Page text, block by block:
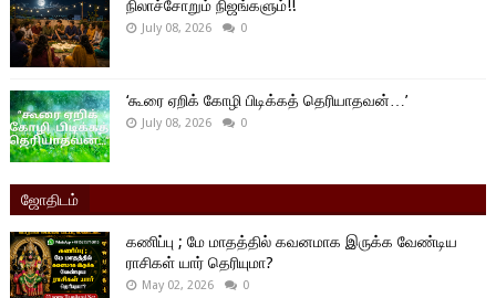
நிலாச்சோறும் நிஜங்களும்!!
July 08, 2026 0
‘கூரை ஏறிக் கோழி பிடிக்கத் தெரியாதவன்…’
July 08, 2026 0
ஜோதிடம்
கணிப்பு ; மே மாதத்தில் கவனமாக இருக்க வேண்டிய
ராசிகள் யார் தெரியுமா?
May 02, 2026 0